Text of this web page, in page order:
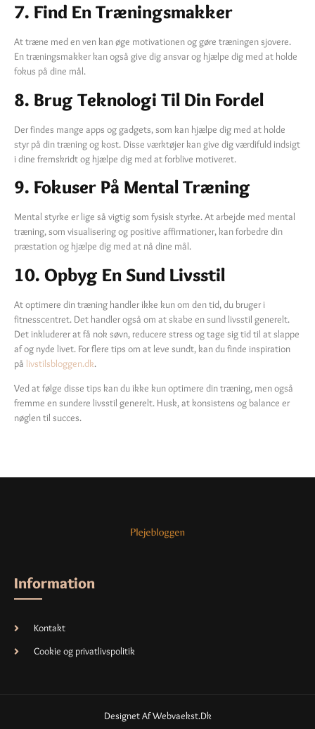
7. Find En Træningsmakker
At træne med en ven kan øge motivationen og gøre træningen sjovere.
En træningsmakker kan også give dig ansvar og hjælpe dig med at holde
fokus på dine mål.
8. Brug Teknologi Til Din Fordel
Der findes mange apps og gadgets, som kan hjælpe dig med at holde
styr på din træning og kost. Disse værktøjer kan give dig værdifuld indsigt
i dine fremskridt og hjælpe dig med at forblive motiveret.
9. Fokuser På Mental Træning
Mental styrke er lige så vigtig som fysisk styrke. At arbejde med mental
træning, som visualisering og positive affirmationer, kan forbedre din
præstation og hjælpe dig med at nå dine mål.
10. Opbyg En Sund Livsstil
At optimere din træning handler ikke kun om den tid, du bruger i
fitnesscentret. Det handler også om at skabe en sund livsstil generelt.
Det inkluderer at få nok søvn, reducere stress og tage sig tid til at slappe
af og nyde livet. For flere tips om at leve sundt, kan du finde inspiration
på livstilsbloggen.dk.
Ved at følge disse tips kan du ikke kun optimere din træning, men også
fremme en sundere livsstil generelt. Husk, at konsistens og balance er
nøglen til succes.
Information
Kontakt
Cookie og privatlivspolitik
Designet Af Webvaekst.dk